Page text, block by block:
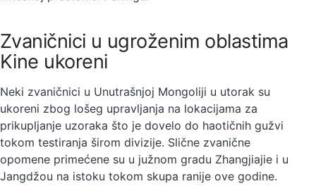
Zvaničnici u ugroženim oblastima
Kine ukoreni
Neki zvaničnici u Unutrašnjoj Mongoliji u utorak su
ukoreni zbog lošeg upravljanja na lokacijama za
prikupljanje uzoraka što je dovelo do haotičnih gužvi
tokom testiranja širom divizije. Slične zvanične
opomene primećene su u južnom gradu Zhangjiajie i u
Jangdžou na istoku tokom skupa ranije ove godine.